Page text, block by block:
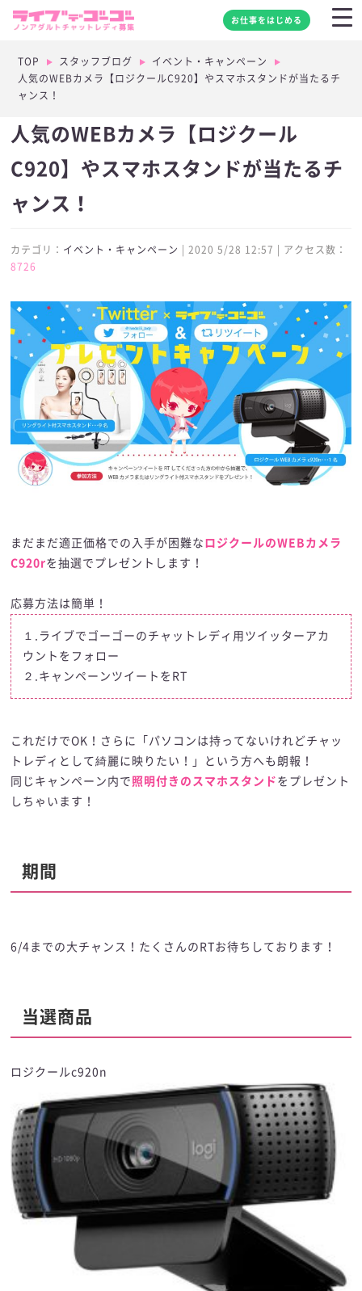
お仕事をはじめる
TOP スタッフブログ
イベント・キャンペーン
人気のWEBカメラ【ロジクールC920】やスマホスタンドが当たるチ
ャンス！
人気のWEBカメラ【ロジクール
C920】やスマホスタンドが当たるチ
ャンス！
カテゴリ： イベント・キャンペーン
| 2020 5/28 12:57 | アクセス数：
8726
まだまだ適正価格での入手が困難な ロジクールのWEBカメラ
C920rを抽選でプレゼントします！
応募方法は簡単！
１.
ライブでゴーゴーのチャットレディ用ツイッターアカ
ウント をフォロー
２. キャンペーンツイート をRT
これだけでOK！さらに「パソコンは持ってないけれどチャッ
トレディとして綺麗に映りたい！」という方へも朗報！
同じキャンペーン内で 照明付きのスマホスタンド をプレゼント
しちゃいます！
期間
6/4までの大チャンス！たくさんのRTお待ちしております！
当選商品
ロジクールc920n